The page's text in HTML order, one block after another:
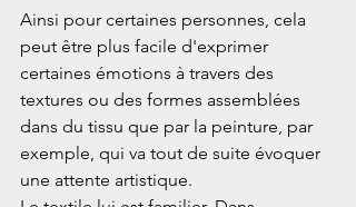
Ainsi pour certaines personnes, cela
peut être plus facile d'exprimer
certaines émotions à travers des
textures ou des formes assemblées
dans du tissu que par la peinture, par
exemple, qui va tout de suite évoquer
une attente artistique.